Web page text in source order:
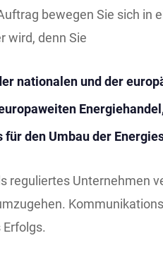
bewegen Sie sich in
wird, denn Sie
nationalen und der
für den Umbau der
reguliertes Unternehmen